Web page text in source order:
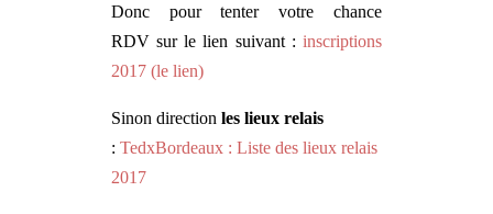
Donc pour tenter votre chance
RDV sur le lien suivant :inscriptions
2017 (le lien)
Sinon direction les lieux relais
: TedxBordeaux : Liste des lieux relais
2017